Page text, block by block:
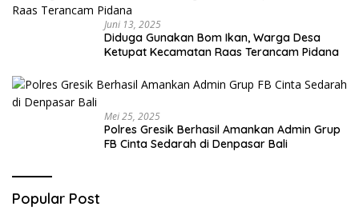
Juni 13, 2025
Diduga Gunakan Bom Ikan, Warga Desa
Ketupat Kecamatan Raas Terancam Pidana
Mei 25, 2025
Polres Gresik Berhasil Amankan Admin Grup
FB Cinta Sedarah di Denpasar Bali
Popular Post